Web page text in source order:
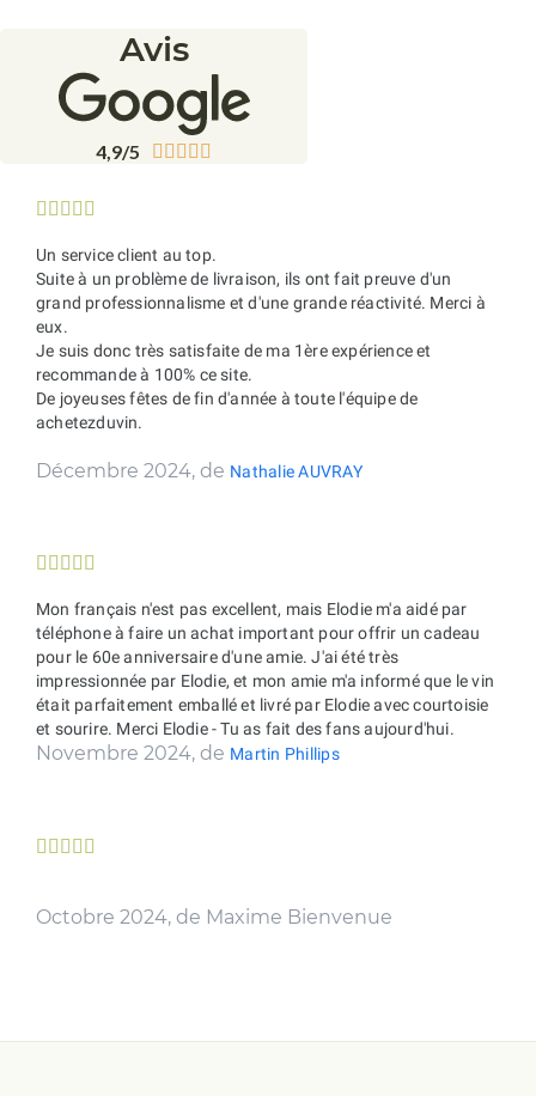
Avis
4,9/5     
    
Un service client au top.
Suite à un problème de livraison, ils ont fait preuve d'un
grand professionnalisme et d'une grande réactivité. Merci à
eux.
Je suis donc très satisfaite de ma 1ère expérience et
recommande à 100% ce site.
De joyeuses fêtes de fin d'année à toute l'équipe de
achetezduvin.
Décembre 2024, de Nathalie AUVRAY
    
Mon français n'est pas excellent, mais Elodie m'a aidé par
téléphone à faire un achat important pour offrir un cadeau
pour le 60e anniversaire d'une amie. J'ai été très
impressionnée par Elodie, et mon amie m'a informé que le vin
était parfaitement emballé et livré par Elodie avec courtoisie
et sourire. Merci Elodie - Tu as fait des fans aujourd'hui.
Novembre 2024, de Martin Phillips
    
Octobre 2024, de Maxime Bienvenue